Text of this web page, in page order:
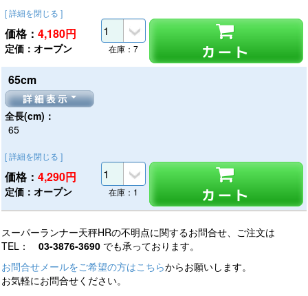
[ 詳細を閉じる ]
価格： 4,180円
定価：オープン カート
在庫：7
65cm
詳細表示
全長(cm)：
65
[ 詳細を閉じる ]
価格： 4,290円
定価：オープン カート
在庫：1
スーパーランナー天秤HRの不明点に関するお問合せ、ご注文は
TEL： 03-3876-3690 でも承っております。
お問合せメールをご希望の方はこちらからお願いします。
お気軽にお問合せください。